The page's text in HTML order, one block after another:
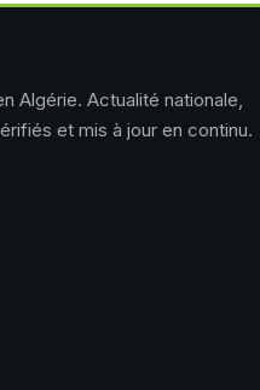
Algérie. Actualité nationale,
et mis à jour en continu.